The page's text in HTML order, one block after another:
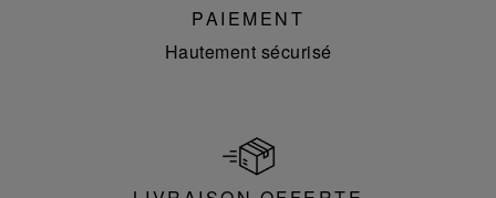
PAIEMENT
Hautement sécurisé